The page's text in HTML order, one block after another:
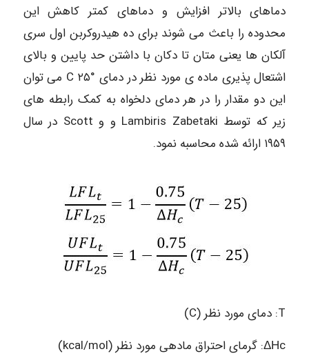
دماهای بالاتر افزایش و دماهای کمتر کاهش این
محدوده را باعث می شوند برای ده هیدروکربن اول سری
آلکان ها یعنی متان تا دکان با داشتن حد پایین و بالای
اشتعال پذیری ماده ی مورد نظر در دمای °C ۲۵ می توان
این دو مقدار را در هر دمای دلخواه به کمک رابطه های
زیر که توسط Lambiris Zabetaki و و Scott در سال
۱۹۵۹ ارائه شده محاسبه نمود.
T: دمای مورد نظر (C)
ΔΗc: گرمای احتراق مادهی مورد نظر (kcal/mol)